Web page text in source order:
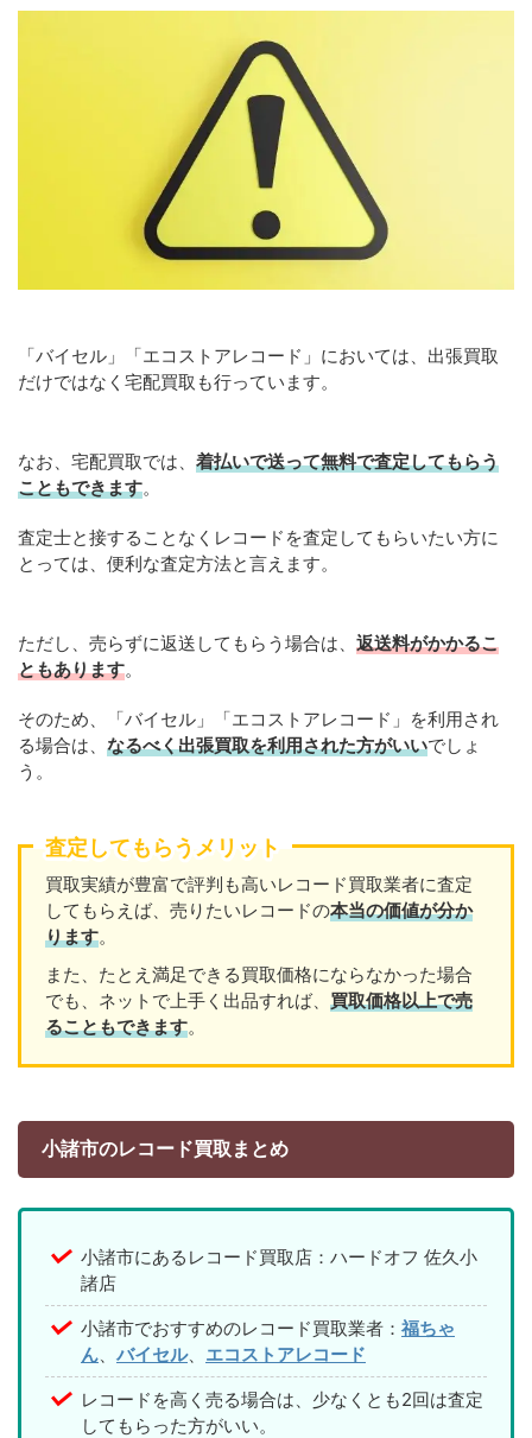
「バイセル」「エコストアレコード」においては、出張買取
だけではなく宅配買取も行っています。
なお、宅配買取では、 着払いで送って無料で査定してもらう
こともできます。
査定士と接することなくレコードを査定してもらいたい方に
とっては、便利な査定方法と言えます。
ただし、売らずに返送してもらう場合は、 返送料がかかるこ
ともあります。
そのため、「バイセル」「エコストアレコード」を利用され
る場合は、 なるべく出張買取を利用された方がいいでしょ
う。
査定してもらうメリット
買取実績が豊富で評判も高いレコード買取業者に査定
してもらえば、売りたいレコードの本当の価値が分か
ります。
また、たとえ満足できる買取価格にならなかった場合
でも、ネットで上手く出品すれば、 買取価格以上で売
ることもできます。
小諸市のレコード買取まとめ
小諸市にあるレコード買取店：ハードオフ 佐久小
諸店
小諸市でおすすめのレコード買取業者： 福ちゃ
ん
バイセル、 エコストアレコード
レコードを高く売る場合は、少なくとも2回は査定
してもらった方がいい。